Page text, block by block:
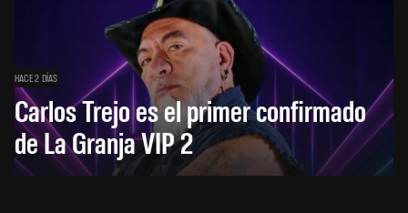
HACE 2 DÍAS
Carlos Trejo es el primer confirmado
de La Granja VIP 2